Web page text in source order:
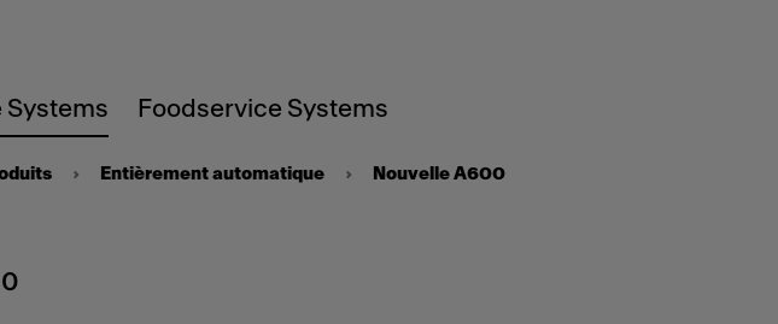
Systems Foodservice Systems
Entièrement automatique Nouvelle A600